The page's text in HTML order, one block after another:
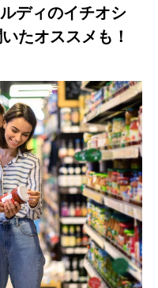
ディのイチオシ
たオススメも！